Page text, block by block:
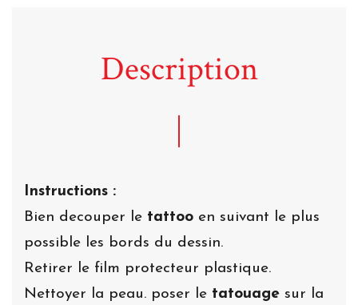
Description
Instructions :
Bien decouper le tattoo en suivant le plus
possible les bords du dessin.
Retirer le film protecteur plastique.
Nettoyer la peau. poser le tatouage sur la